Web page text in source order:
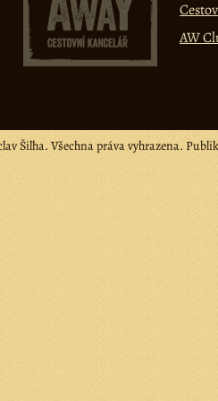
AW
Šilha. Všechna práva vyhrazena.